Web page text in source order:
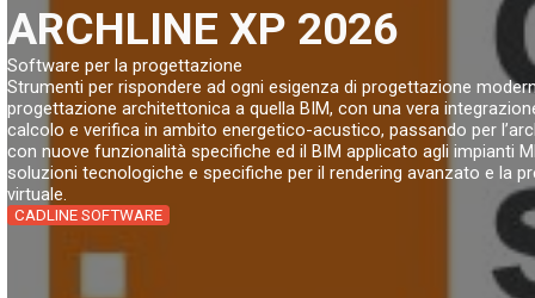
ARCHLINE XP 2026
Software per la progettazione
Strumenti per rispondere ad ogni esigenza di progettazione
progettazione architettonica a quella BIM, con una vera
calcolo e verifica in ambito energetico-acustico, passando per
con nuove funzionalità specifiche ed il BIM applicato agli impianti
soluzioni tecnologiche e specifiche per il rendering avanzato e la
virtuale.
CADLINE SOFTWARE